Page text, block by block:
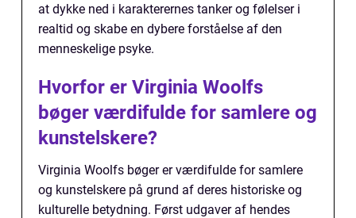
at dykke ned i karakterernes tanker og følelser i
realtid og skabe en dybere forståelse af den
menneskelige psyke.
Hvorfor er Virginia Woolfs
bøger værdifulde for samlere og
kunstelskere?
Virginia Woolfs bøger er værdifulde for samlere
og kunstelskere på grund af deres historiske og
kulturelle betydning. Først udgaver af hendes